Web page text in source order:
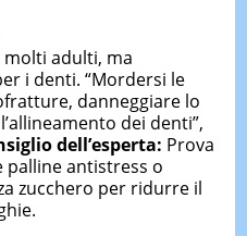
adulti, ma
i denti. “Mordersi le
danneggiare lo
dei denti”,
dell’esperta: Prova
palline antistress o
zucchero per ridurre il